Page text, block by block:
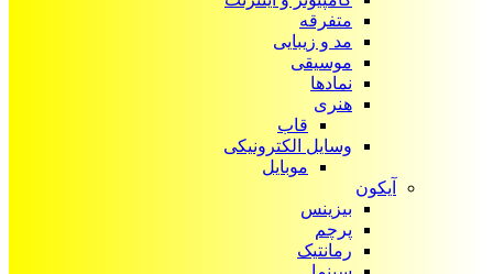
متفرقه
مد و زیبایی
موسیقی
نمادها
هنری
قاب
وسایل الکترونیکی
موبایل
آیکون‌
بیزینس
پرچم
رمانتیک